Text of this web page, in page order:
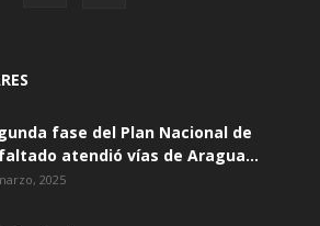
fase del Plan Nacional de
atendió vías de Aragua...
2025